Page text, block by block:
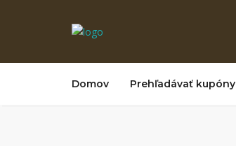
Domov Prehľadávať kupóny